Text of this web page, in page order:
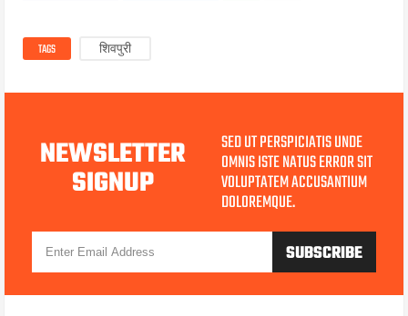
TAGS शिवपुरी
NEWSLETTER
SIGNUP
SED UT PERSPICIATIS UNDE
OMNIS ISTE NATUS ERROR SIT
VOLUPTATEM ACCUSANTIUM
DOLOREMQUE.